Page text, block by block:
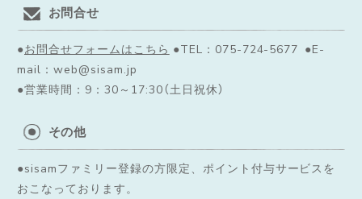
お問合せ
●お問合せフォームはこちら ●TEL：075-724-5677 ●E-
mail：web@sisam.jp
●営業時間：9：30～17:30（土日祝休）
その他
●sisamファミリー登録の方限定、ポイント付与サービスを
おこなっております。